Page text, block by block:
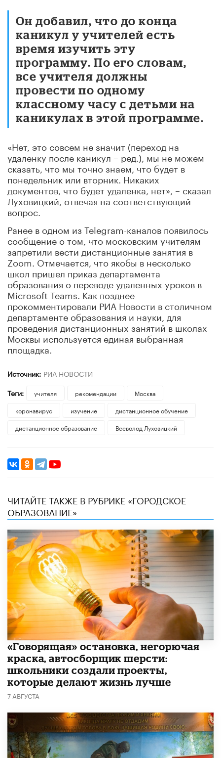
Он добавил, что до конца
каникул у учителей есть
время изучить эту
программу. По его словам,
все учителя должны
провести по одному
классному часу с детьми на
каникулах в этой программе.
«Нет, это совсем не значит (переход на
удаленку после каникул – ред.), мы не можем
сказать, что мы точно знаем, что будет в
понедельник или вторник. Никаких
документов, что будет удаленка, нет», – сказал
Луховицкий, отвечая на соответствующий
вопрос.
Ранее в одном из Telegram-каналов появилось
сообщение о том, что московским учителям
запретили вести дистанционные занятия в
Zoom. Отмечается, что якобы в несколько
школ пришел приказ департамента
образования о переводе удаленных уроков в
Microsoft Teams. Как позднее
прокомментировали РИА Новости в столичном
департаменте образования и науки, для
проведения дистанционных занятий в школах
Москвы используется единая выбранная
площадка.
Источник: РИА НОВОСТИ
Теги:
учителя рекомендации
Москва
коронавирус
изучение
дистанционное обучение
дистанционное образование
​Всеволод Луховицкий
ЧИТАЙТЕ ТАКЖЕ В РУБРИКЕ «ГОРОДСКОЕ
ОБРАЗОВАНИЕ»
​«Говорящая» остановка, негорючая
краска, автосборщик шерсти:
школьники создали проекты,
которые делают жизнь лучше
7 АВГУСТА